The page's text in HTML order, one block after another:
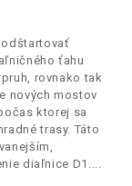
ťahu
rovnako tak
nových mostov
ktorej sa
trasy. Táto
diaľnice D1.